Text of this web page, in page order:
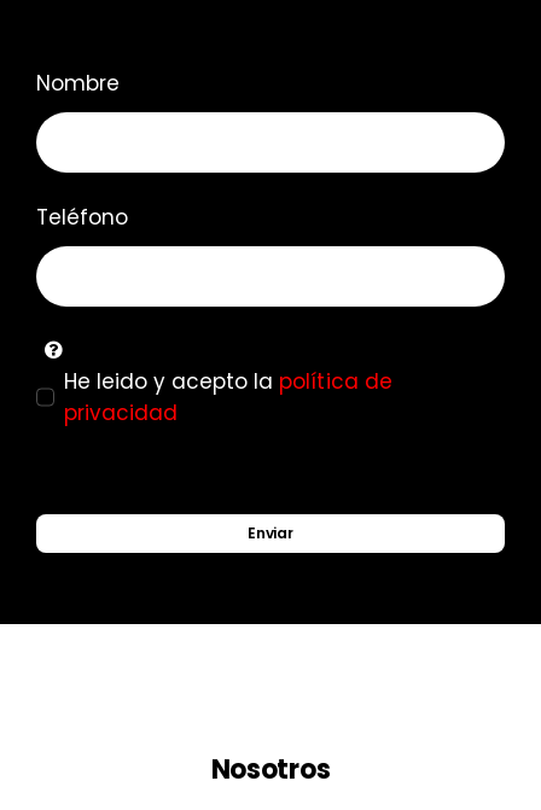
Nombre
Teléfono
He leido y acepto la política de
privacidad
Enviar
Nosotros